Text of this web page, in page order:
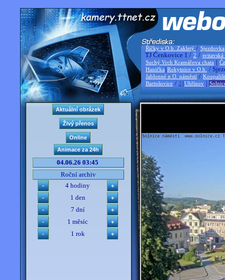
Říčky v O.h. Zakletý / Sjezdovka
TJ Čenkovice 1 / 2 / svitavská
Suchý Vrch Kramářova chata |
Hanička |Rokytnice v O.h. /
Jablonné n O. náměstí /
Bartošovice / 2 |Uhřínov |
04.06.26 03:45
Roční archiv
4 hodiny
1 den
7 dní
1 měsíc
1 rok